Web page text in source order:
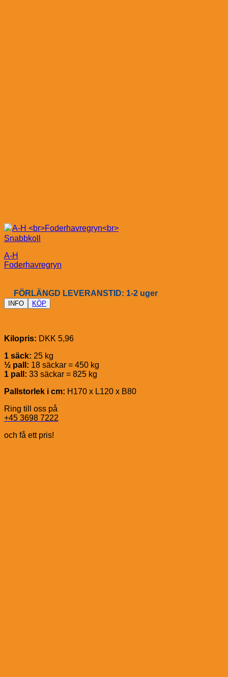
Snabbkoll
A-H
Foderhavregryn
FÖRLÄNGD LEVERANSTID: 1-2 uger
INFO KÖP
Kilopris: DKK 5,96
1 säck: 25 kg
½ pall: 18 säckar = 450 kg
1 pall: 33 säckar = 825 kg
Pallstorlek i cm: H170 x L120 x B80
Ring till oss på
+45 3698 7222
och få ett pris!